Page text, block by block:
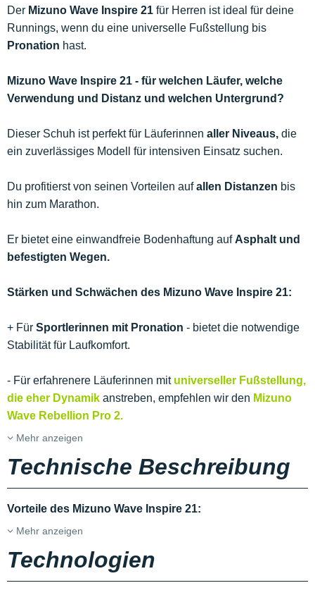
Der Mizuno Wave Inspire 21 für Herren ist ideal für deine
Runnings, wenn du eine universelle Fußstellung bis
Pronation hast.
Mizuno Wave Inspire 21 - für welchen Läufer, welche
Verwendung und Distanz und welchen Untergrund?
Dieser Schuh ist perfekt für Läuferinnen aller Niveaus, die
ein zuverlässiges Modell für intensiven Einsatz suchen.
Du profitierst von seinen Vorteilen aufallen Distanzen bis
hin zum Marathon.
Er bietet eine einwandfreie Bodenhaftung auf Asphalt und
befestigten Wegen.
Stärken und Schwächen des Mizuno Wave Inspire 21:
+ Für Sportlerinnen mit Pronation - bietet die notwendige
Stabilität für Laufkomfort.
- Für erfahrenere Läuferinnen mit universeller Fußstellung,
die eher Dynamik anstreben, empfehlen wir den Mizuno
Wave Rebellion Pro 2.
Mehr anzeigen
Technische Beschreibung
Vorteile des Mizuno Wave Inspire 21:
Mehr anzeigen
Technologien